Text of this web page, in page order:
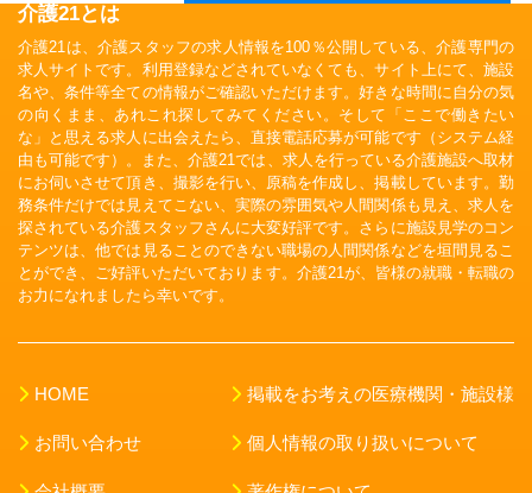
介護21とは
介護21は、介護スタッフの求人情報を100％公開している、介護専門の
求人サイトです。利用登録などされていなくても、サイト上にて、施設
名や、条件等全ての情報がご確認いただけます。好きな時間に自分の気
の向くまま、あれこれ探してみてください。そして「ここで働きたい
な」と思える求人に出会えたら、直接電話応募が可能です（システム経
由も可能です）。また、介護21では、求人を行っている介護施設へ取材
にお伺いさせて頂き、撮影を行い、原稿を作成し、掲載しています。勤
務条件だけでは見えてこない、実際の雰囲気や人間関係も見え、求人を
探されている介護スタッフさんに大変好評です。さらに施設見学のコン
テンツは、他では見ることのできない職場の人間関係などを垣間見るこ
とができ、ご好評いただいております。介護21が、皆様の就職・転職の
お力になれましたら幸いです。
HOME
お問い合わせ
掲載をお考えの医療機関・施設様
個人情報の取り扱いについて